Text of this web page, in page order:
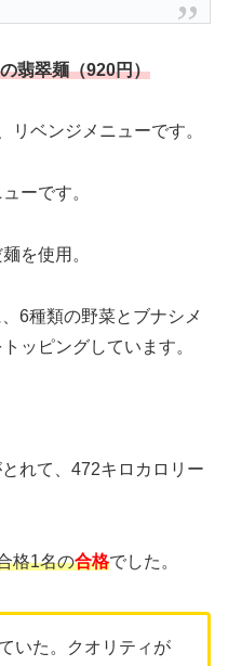
翡翠麺（920円）
リベンジメニューです。
ーです。
を使用。
6種類の野菜とブナシメ
ッピングしています。
れて、472キロカロリー
格1名の合格でした。
いた。クオリティが